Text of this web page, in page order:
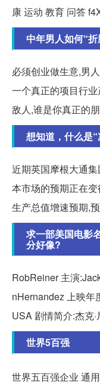
康 运动 教育 问答
中年男人如何“
必须创业做生意,男
一个真正的项目行
敌人,谁是你真正的
想知道，什么是
近期英国摩根大通
本市场的预期正在
生产总值增速预期,
求一部美国电影
分好像?
RobReiner 主演
nHernandez 上映年
USA 剧情简介:杰克
世界5百强
世界五百强企业 通